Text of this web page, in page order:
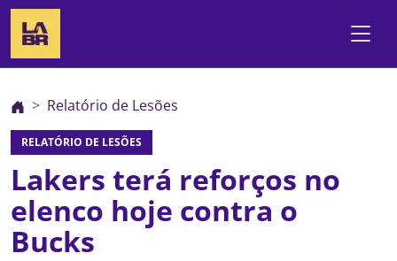
Relatório de Lesões
RELATÓRIO DE LESÕES
Lakers terá reforços no
elenco hoje contra o
Bucks